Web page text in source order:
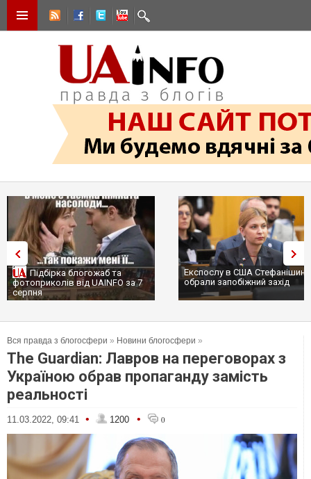
Підбірка блогожаб та
фотоприколів від UAINFO за 7
серпня
Експослу в США Стефанішиній
обрали запобіжний захід
Вся правда з блогосфери » Новини блогосфери »
The Guardian: Лавров на переговорах з
Україною обрав пропаганду замість
реальності
11.03.2022, 09:41 • 1200 • 0